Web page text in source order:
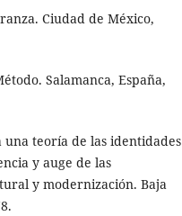
Ciudad de México,
Salamanca, España,
una teoría de las identidades
y auge de las
y modernización. Baja